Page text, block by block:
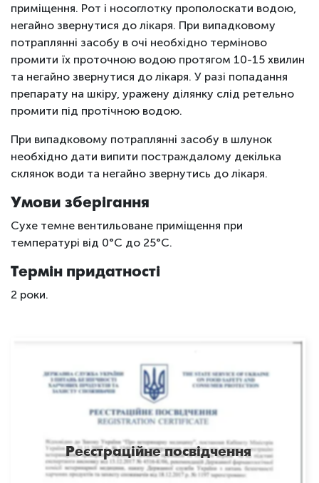
приміщення. Рот і носоглотку прополоскати водою,
негайно звернутися до лікаря. При випадковому
потраплянні засобу в очі необхідно терміново
промити їх проточною водою протягом 10-15 хвилин
та негайно звернутися до лікаря. У разі попадання
препарату на шкіру, уражену ділянку слід ретельно
промити під протічною водою.
При випадковому потраплянні засобу в шлунок
необхідно дати випити постраждалому декілька
склянок води та негайно звернутись до лікаря.
Умови зберігання
Сухе темне вентильоване приміщення при
температурі від 0°С до 25°С.
Термін придатності
2 роки.
Реєстраційне посвідчення